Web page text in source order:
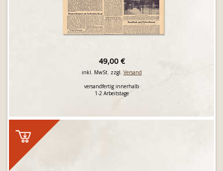
49,00 €
inkl. MwSt. zzgl. Versand
versandfertig innerhalb
1-2 Arbeitstage